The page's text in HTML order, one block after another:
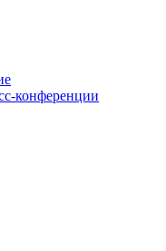
конференции